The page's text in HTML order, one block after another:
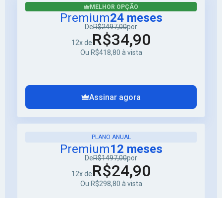
MELHOR OPÇÃO
Premium24 meses
DeR$2497,00por
12x deR$34,90
Ou R$418,80 à vista
Assinar agora
PLANO ANUAL
Premium12 meses
DeR$1497,00por
12x deR$24,90
Ou R$298,80 à vista